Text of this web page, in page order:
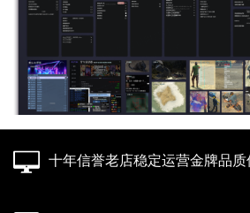
十年信誉老店稳定运营金牌品质